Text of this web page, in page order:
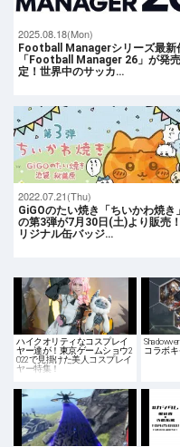
2025.08.18(Mon)
Football Managerシリーズ最新
「Football Manager 26」が発
定！世界中のサッカ…
2022.07.21(Thu)
GiGOのたい焼き「ちいかわ焼き」
の第3弾が7月30日(土)より販売
リジナル缶バッジ…
ハイクオリティなコスプレイ
ヤー達が！東京ゲームショウ2
022で見掛けた美人コスプレイ
ヤー特集！
コラボキ